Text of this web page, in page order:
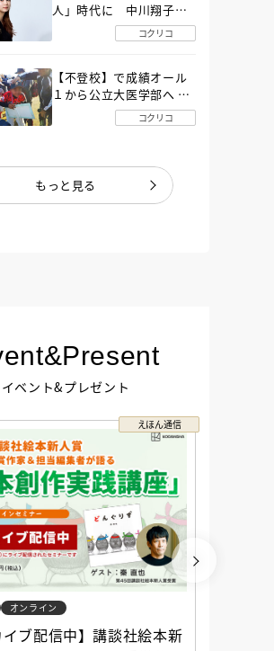
人」時代に 中川翔子さ
んが審査委員長「不登校
生動画甲子園 2026」が開
コクリコ
【不登校】で成績オール
１から公立大医学部へ 中
２で起立性調節障害「治
るまで３年」の診断 その
コクリコ
もっと見る
イベント&プレゼント
えほん通信
オンライン
イブ配信中】講談社絵本新